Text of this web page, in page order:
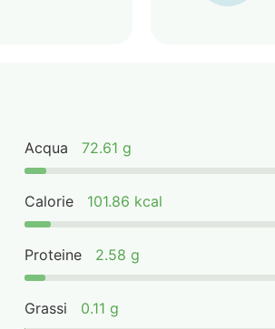
Acqua 72.61 g
Calorie 101.86 kcal
Proteine 2.58 g
Grassi 0.11 g